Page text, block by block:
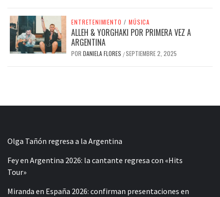
ENTRETENIMIENTO / MÚSICA
ALLEH & YORGHAKI POR PRIMERA VEZ A
ARGENTINA
POR DANIELA FLORES /SEPTIEMBRE 2, 2025
Olga Tañón regresa a la Argentina
Fey en Argentina 2026: la cantante regresa con «Hits
Tour»
Miranda en España 2026: confirman presentaciones en